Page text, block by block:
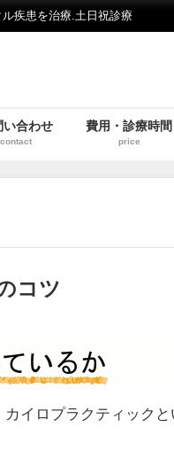
疾患を治療.土日祝診療
い合わせ
contact
費用・診療時間
price
コツ
イロプラクティック